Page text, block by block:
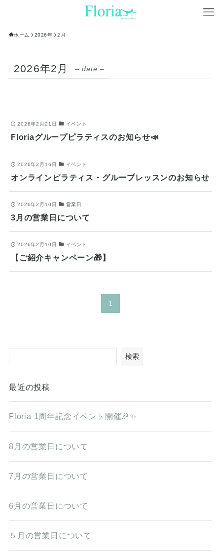
ホーム 2026年 2月
2026年2月 – date –
2026年2月21日 イベント
Floriaグループピラティスのお知らせ📣
2026年2月16日 イベント
オンラインピラティス・グループレッスンのお知らせ
2026年2月10日 営業日
3月の営業日について
2026年2月10日 イベント
【ご紹介キャンペーン🎁】
1
検索
最近の投稿
Floria 1周年記念イベント開催🎉✨
8月の営業日について
7月の営業日について
6月の営業日について
５月の営業日について